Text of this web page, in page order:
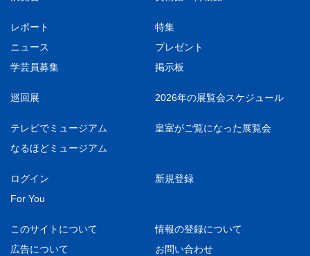
レポート
特集
ニュース
プレゼント
学芸員募集
掲示板
巡回展 2026年の展覧会スケジュール
テレビでミュージアム
皇室がご覧になった展覧会
なるほどミュージアム
ログイン
新規登録
For You
このサイトについて
情報の登録について
広告について
お問い合わせ